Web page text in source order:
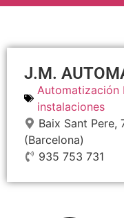
J.M.
Automatización
instalaciones
Baix Sant Pere,
(Barcelona)
935 753 731